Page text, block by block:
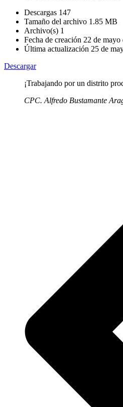
Descargas 147
Tamaño del archivo 1.85 MB
Archivo(s) 1
Fecha de creación 22 de mayo
Última actualización 25 de
Descargar
¡Trabajando por un distrito
CPC. Alfredo Bustamante